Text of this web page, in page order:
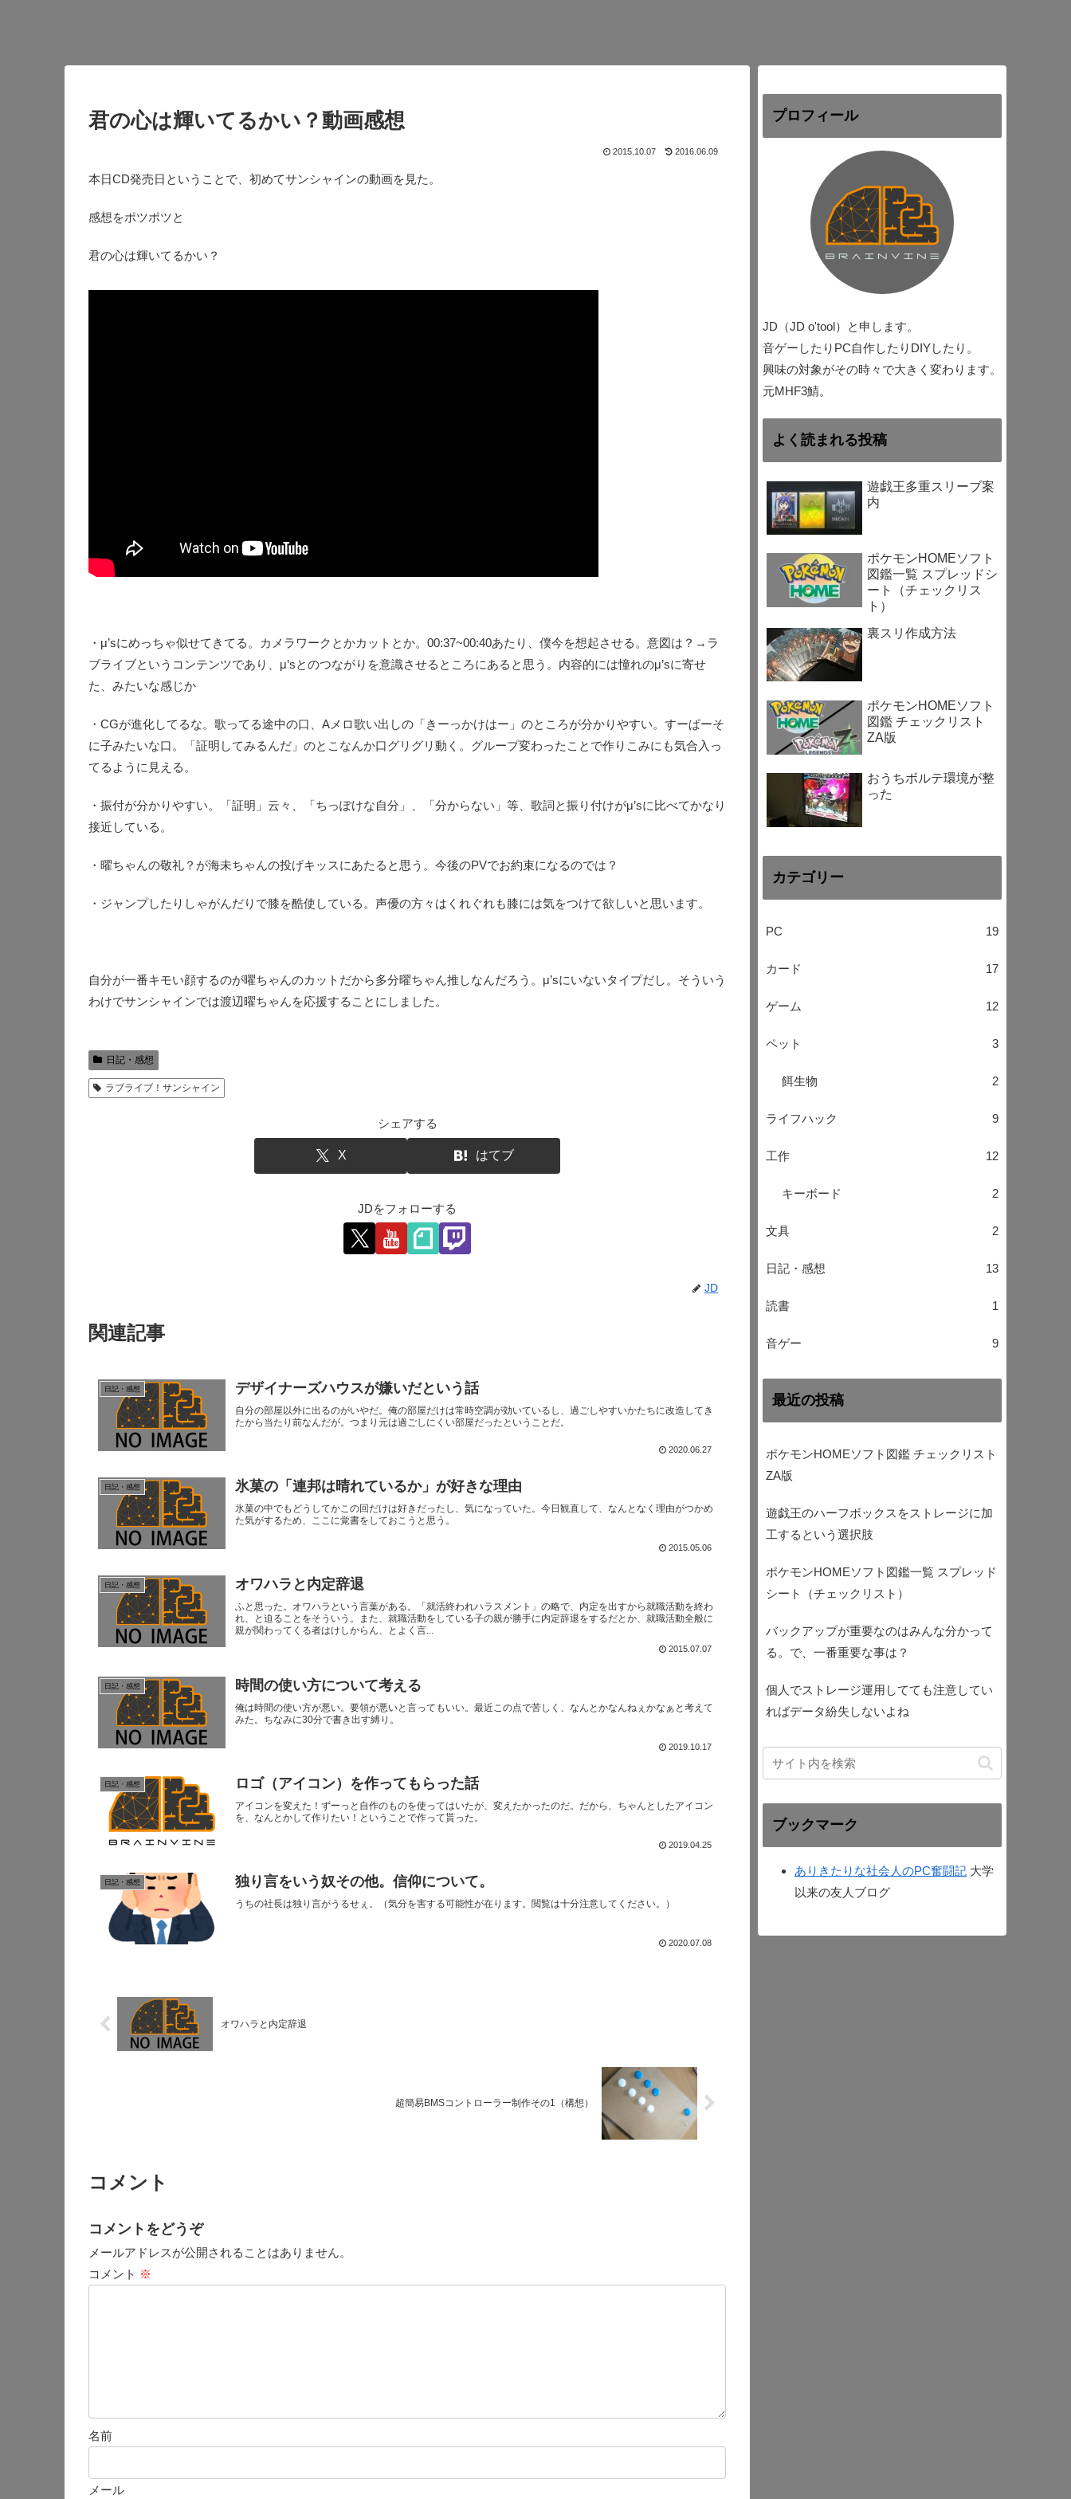
君の心は輝いてるかい？動画感想
2015.10.07 2016.06.09
本日CD発売日ということで、初めてサンシャインの動画を見た。
感想をポツポツと
君の心は輝いてるかい？
・μ’sにめっちゃ似せてきてる。カメラワークとかカットとか。00:37~00:40あたり、僕今を想起させる。意図は？→ラ
ブライブというコンテンツであり、μ’sとのつながりを意識させるところにあると思う。内容的には憧れのμ’sに寄せ
た、みたいな感じか
・CGが進化してるな。歌ってる途中の口、Aメロ歌い出しの「きーっかけはー」のところが分かりやすい。すーぱーそ
に子みたいな口。「証明してみるんだ」のとこなんか口グリグリ動く。グループ変わったことで作りこみにも気合入っ
てるように見える。
・振付が分かりやすい。「証明」云々、「ちっぽけな自分」、「分からない」等、歌詞と振り付けがμ’sに比べてかなり
接近している。
・曜ちゃんの敬礼？が海未ちゃんの投げキッスにあたると思う。今後のPVでお約束になるのでは？
・ジャンプしたりしゃがんだりで膝を酷使している。声優の方々はくれぐれも膝には気をつけて欲しいと思います。
自分が一番キモい顔するのが曜ちゃんのカットだから多分曜ちゃん推しなんだろう。μ’sにいないタイプだし。そういう
わけでサンシャインでは渡辺曜ちゃんを応援することにしました。
日記・感想
ラブライブ！サンシャイン
シェアする
X はてブ
JDをフォローする
JD
関連記事
日記・感想 デザイナーズハウスが嫌いだという話
自分の部屋以外に出るのがいやだ。俺の部屋だけは常時空調が効いているし、過ごしやすいかたちに改造してき
たから当たり前なんだが。つまり元は過ごしにくい部屋だったということだ。
2020.06.27
日記・感想 氷菓の「連邦は晴れているか」が好きな理由
氷菓の中でもどうしてかこの回だけは好きだったし、気になっていた。今日観直して、なんとなく理由がつかめ
た気がするため、ここに覚書をしておこうと思う。
2015.05.06
日記・感想 オワハラと内定辞退
ふと思った。オワハラという言葉がある。「就活終われハラスメント」の略で、内定を出すから就職活動を終わ
れ、と迫ることをそういう。また、就職活動をしている子の親が勝手に内定辞退をするだとか、就職活動全般に
親が関わってくる者はけしからん、とよく言...
2015.07.07
日記・感想 時間の使い方について考える
俺は時間の使い方が悪い。要領が悪いと言ってもいい。最近この点で苦しく、なんとかなんねぇかなぁと考えて
みた。ちなみに30分で書き出す縛り。
2019.10.17
日記・感想 ロゴ（アイコン）を作ってもらった話
アイコンを変えた！ずーっと自作のものを使ってはいたが、変えたかったのだ。だから、ちゃんとしたアイコン
を、なんとかして作りたい！ということで作って貰った。
2019.04.25
日記・感想 独り言をいう奴その他。信仰について。
うちの社長は独り言がうるせぇ。（気分を害する可能性が在ります。閲覧は十分注意してください。）
2020.07.08
オワハラと内定辞退
超簡易BMSコントローラー制作その1（構想）
コメント
コメントをどうぞ
メールアドレスが公開されることはありません。
コメント ※
名前
メール
プロフィール
JD（JD o'tool）と申します。
音ゲーしたりPC自作したりDIYしたり。
興味の対象がその時々で大きく変わります。
元MHF3鯖。
よく読まれる投稿
遊戯王多重スリーブ案
内
ポケモンHOMEソフト
図鑑一覧 スプレッドシ
ート（チェックリス
ト）
裏スリ作成方法
ポケモンHOMEソフト
図鑑 チェックリスト
ZA版
おうちボルテ環境が整
った
カテゴリー
PC 19
カード 17
ゲーム 12
ペット 3
餌生物 2
ライフハック 9
工作 12
キーボード 2
文具 2
日記・感想 13
読書 1
音ゲー 9
最近の投稿
ポケモンHOMEソフト図鑑 チェックリスト
ZA版
遊戯王のハーフボックスをストレージに加
工するという選択肢
ポケモンHOMEソフト図鑑一覧 スプレッド
シート（チェックリスト）
バックアップが重要なのはみんな分かって
る。で、一番重要な事は？
個人でストレージ運用してても注意してい
ればデータ紛失しないよね
ブックマーク
ありきたりな社会人のPC奮闘記 大学
以来の友人ブログ